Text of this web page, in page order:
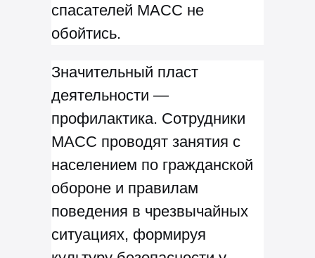
спасателей МАСС не
обойтись.
Значительный пласт
деятельности —
профилактика. Сотрудники
МАСС проводят занятия с
населением по гражданской
обороне и правилам
поведения в чрезвычайных
ситуациях, формируя